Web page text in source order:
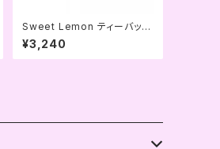
Sweet Lemon ティーバッグ
缶
¥3,240